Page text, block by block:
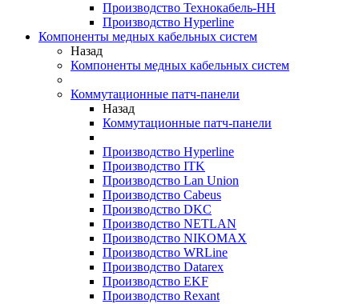
Производство Технокабель-НН
Производство Hyperline
Компоненты медных кабельных систем
Назад
Компоненты медных кабельных систем
Коммутационные патч-панели
Назад
Коммутационные патч-панели
Производство Hyperline
Производство ITK
Производство Lan Union
Производство Cabeus
Производство DKC
Производство NETLAN
Производство NIKOMAX
Производство WRLine
Производство Datarex
Производство EKF
Производство Rexant